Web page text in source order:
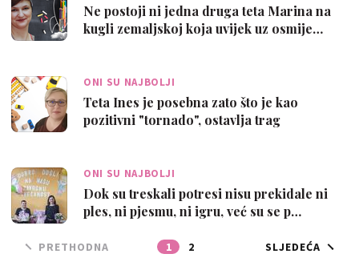
Ne postoji ni jedna druga teta Marina na
kugli zemaljskoj koja uvijek uz osmije…
ONI SU NAJBOLJI
Teta Ines je posebna zato što je kao
pozitivni "tornado", ostavlja trag
ONI SU NAJBOLJI
Dok su treskali potresi nisu prekidale ni
ples, ni pjesmu, ni igru, već su se p…
PRETHODNA 1 2 SLJEDEĆA